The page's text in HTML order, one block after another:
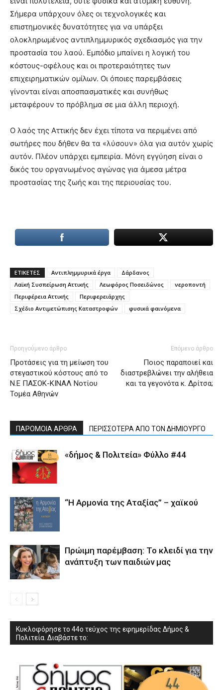
Σήμερα υπάρχουν όλες οι τεχνολογικές και
επιστημονικές δυνατότητες για να υπάρξει
ολοκληρωμένος αντιπλημμυρικός σχεδιασμός για την
προστασία του λαού. Εμπόδιο μπαίνει η λογική του
κόστους-οφέλους και οι προτεραιότητες των
επιχειρηματικών ομίλων. Οι όποιες παρεμβάσεις
γίνονται είναι αποσπασματικές και συνήθως
μεταφέρουν το πρόβλημα σε μια άλλη περιοχή.
Ο λαός της Αττικής δεν έχει τίποτα να περιμένει από
σωτήρες που δήθεν θα τα «λύσουν» όλα για αυτόν χωρίς
αυτόν. Πλέον υπάρχει εμπειρία. Μόνη εγγύηση είναι ο
δικός του οργανωμένος αγώνας για άμεσα μέτρα
προστασίας της ζωής και της περιουσίας του.
ΕΤΙΚΕΤΕΣ Αντιπλημμυρικά έργα
Δάρδανος
Λαϊκή Συσπείρωση Αττικής
Λεωφόρος Ποσειδώνος
νεροποντή
Περιφέρεια Αττικής
Περιφερειάρχης
Σχέδιο Αντιμετώπισης Καταστροφών
φυσικά φαινόμενα
Προηγούμενο άρθρο
Προτάσεις για τη μείωση του
στεγαστικού κόστους από το
Ν.Ε ΠΑΣΟΚ-ΚΙΝΑΛ Νοτίου
Τομέα Αθηνών
Επόμενο άρθρο
Ποιος παραποιεί και
διαστρεβλώνει την αλήθεια
και τα γεγονότα κ. Δρίτσα;
ΠΑΡΟΜΟΙΑ ΑΡΘΡΑ ΠΕΡΙΣΣΟΤΕΡΑ ΑΠΟ ΤΟΝ ΔΗΜΙΟΥΡΓΟ
«δήμος & Πολιτεία» Φύλλο #44
“Η Αρμονία της Αταξίας” – χαϊκού
Πρώιμη παρέμβαση: Το κλειδί για την
ανάπτυξη των παιδιών µας
Κυκλοφόρησε το 44ο τεύχος της εφημερίδας Δήμος &
Πολιτεία. Διαβάστε το: